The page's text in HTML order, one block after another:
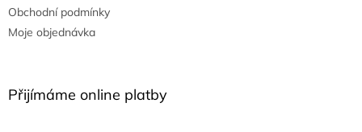
Obchodní podmínky
Moje objednávka
Přijímáme online platby